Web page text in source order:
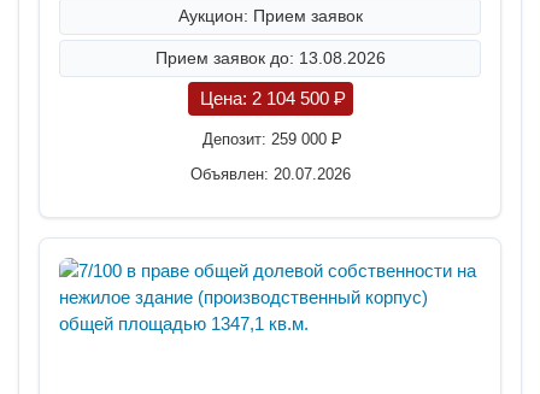
Аукцион: Прием заявок
Прием заявок до: 13.08.2026
Цена: 2 104 500 P
Депозит: 259 000 P
Объявлен: 20.07.2026